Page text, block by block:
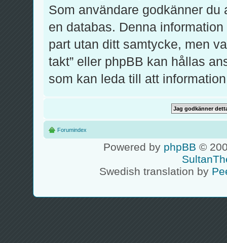
Som användare godkänner
en databas. Denna
part utan ditt samtycke, men
takt” eller phpBB kan hållas
som kan leda till att
Forumindex
Powered by phpBB ©
Swedish translation by